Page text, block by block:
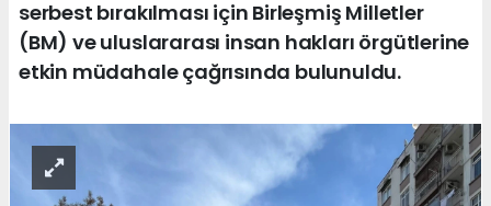
serbest bırakılması için Birleşmiş Milletler
(BM) ve uluslararası insan hakları örgütlerine
etkin müdahale çağrısında bulunuldu.